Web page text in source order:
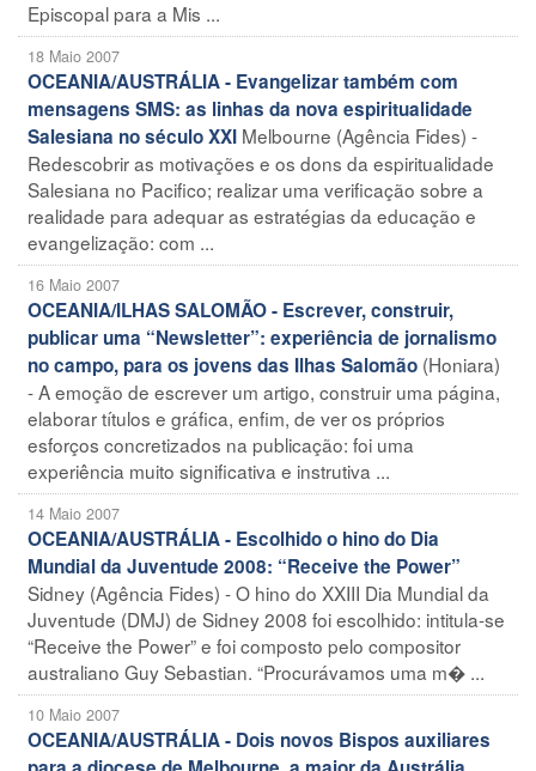
Episcopal para a Mis ...
18 Maio 2007
OCEANIA/AUSTRÁLIA - Evangelizar também com
mensagens SMS: as linhas da nova espiritualidade
Salesiana no século XXI Melbourne (Agência Fides) -
Redescobrir as motivações e os dons da espiritualidade
Salesiana no Pacifico; realizar uma verificação sobre a
realidade para adequar as estratégias da educação e
evangelização: com ...
16 Maio 2007
OCEANIA/ILHAS SALOMÃO - Escrever, construir,
publicar uma “Newsletter”: experiência de jornalismo
no campo, para os jovens das Ilhas Salomão (Honiara)
- A emoção de escrever um artigo, construir uma página,
elaborar títulos e gráfica, enfim, de ver os próprios
esforços concretizados na publicação: foi uma
experiência muito significativa e instrutiva ...
14 Maio 2007
OCEANIA/AUSTRÁLIA - Escolhido o hino do Dia
Mundial da Juventude 2008: “Receive the Power”
Sidney (Agência Fides) - O hino do XXIII Dia Mundial da
Juventude (DMJ) de Sidney 2008 foi escolhido: intitula-se
“Receive the Power” e foi composto pelo compositor
australiano Guy Sebastian. “Procurávamos uma m� ...
10 Maio 2007
OCEANIA/AUSTRÁLIA - Dois novos Bispos auxiliares